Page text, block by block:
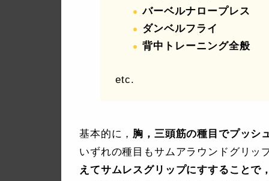
バーベルナロープレス
ダンベルフライ
背中トレーニング全般
etc.
基本的に， 胸，三頭筋の種目でプッシ
いずれの種目もサムアラウンドグリッ
えてサムレスグリップにすすることで